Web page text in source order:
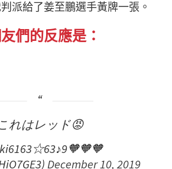
派給了姜至鵬選手黃牌一張。
們的反應是：
れはレッド😡
December 10, 2019